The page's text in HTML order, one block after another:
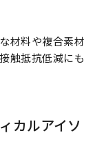
材料や複合素材
触抵抗低減にも
カルアイソ